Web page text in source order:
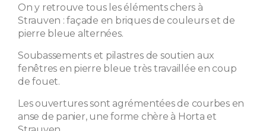
On y retrouve tous les éléments chers à
Strauven : façade en briques de couleurs et de
pierre bleue alternées.
Soubassements et pilastres de soutien aux
fenêtres en pierre bleue très travaillée en coup
de fouet.
Les ouvertures sont agrémentées de courbes en
anse de panier, une forme chère à Horta et